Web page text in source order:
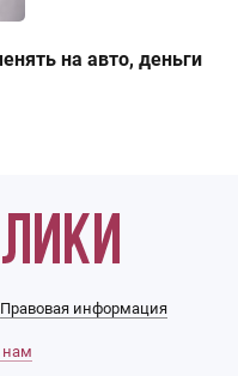
на авто, деньги
Правовая информация
нам